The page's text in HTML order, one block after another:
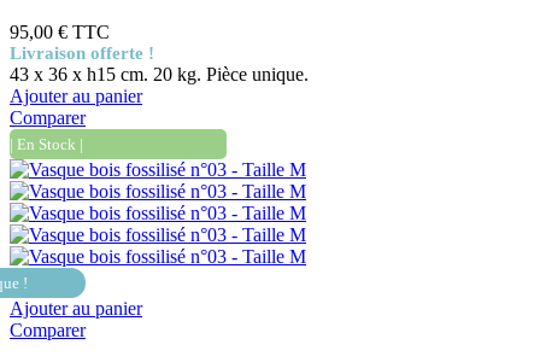
95,00 € TTC
Livraison offerte !
43 x 36 x h15 cm. 20 kg. Pièce unique.
Ajouter au panier
Comparer
| En Stock |
!
Ajouter au panier
Comparer